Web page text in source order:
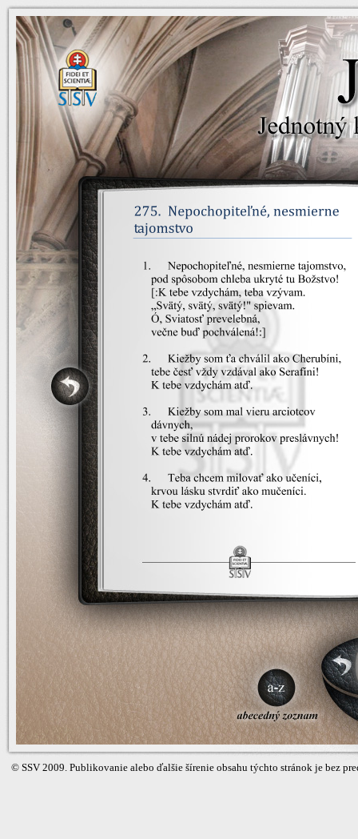
© SSV 2009. Publikovanie alebo ďalšie šírenie obsahu týchto stránok je bez